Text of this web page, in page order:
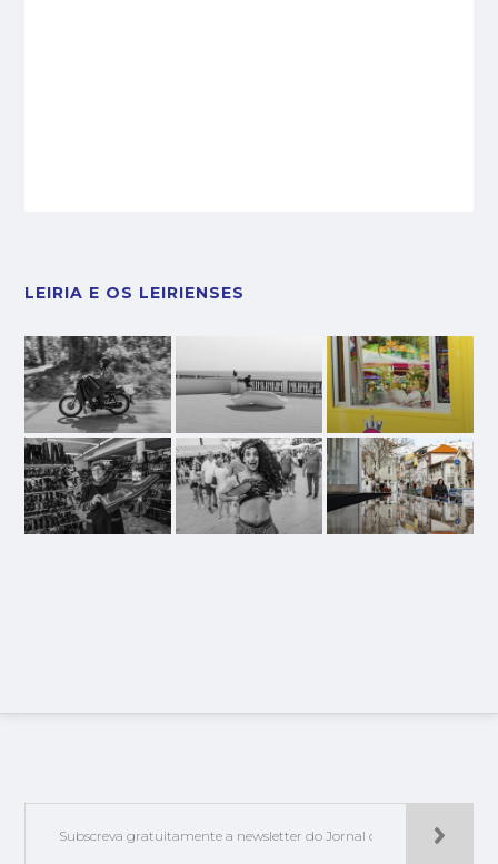
LEIRIA E OS LEIRIENSES